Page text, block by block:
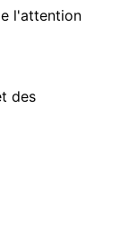
l'attention
des